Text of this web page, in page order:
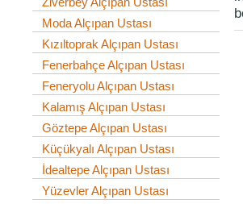
Moda Alçıpan Ustası
Kızıltoprak Alçıpan Ustası
Fenerbahçe Alçıpan Ustası
Feneryolu Alçıpan Ustası
Kalamış Alçıpan Ustası
Göztepe Alçıpan Ustası
Küçükyalı Alçıpan Ustası
İdealtepe Alçıpan Ustası
Yüzevler Alçıpan Ustası